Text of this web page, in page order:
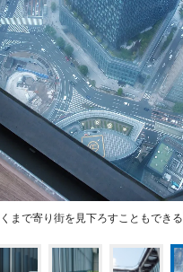
まで寄り街を見下ろすこともできる